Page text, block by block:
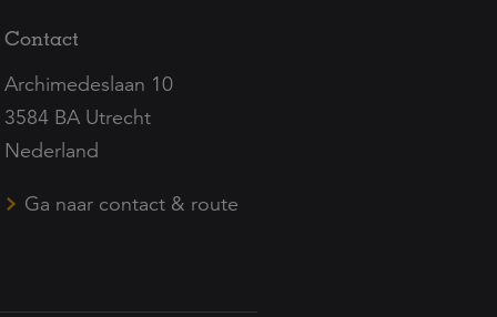
Contact
Archimedeslaan 10
3584 BA Utrecht
Nederland
Ga naar contact & route